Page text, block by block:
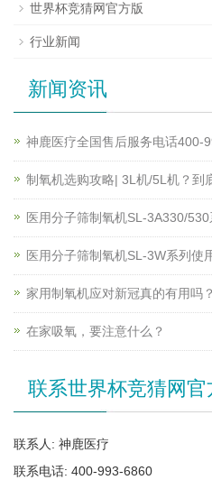
世界杯竞猜网官方版
行业新闻
新闻资讯
神鹿医疗全国售后服务电话400-
制氧机选购攻略| 3L机/5L机？到
医用分子筛制氧机SL-3A330/
医用分子筛制氧机SL-3W系列使
家用制氧机应对新冠真的有用吗？
在家吸氧，要注意什么？
联系世界杯竞猜网
联系人: 神鹿医疗
联系电话: 400-993-6860